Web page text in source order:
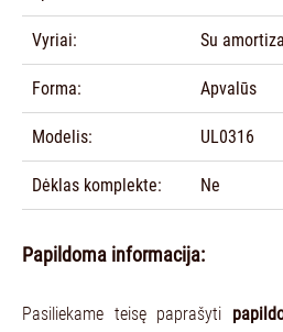
Vyriai: Su
Forma: Apvalūs
Modelis: UL0316
Dėklas komplekte: Ne
Papildoma informacija:
Pasiliekame teisę paprašyti